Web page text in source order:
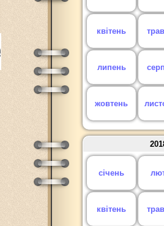
квітень
липень
жовтень
січень
квітень